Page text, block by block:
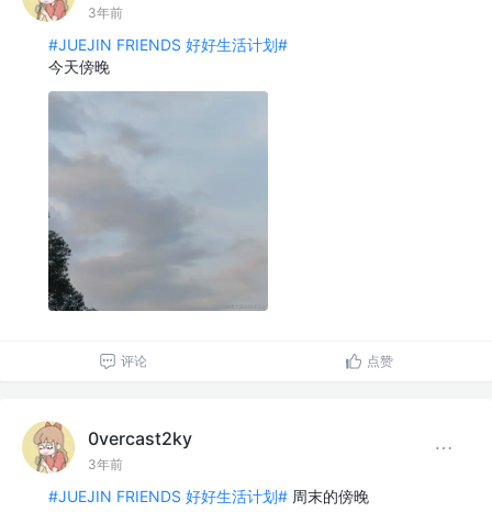
3年前
#JUEJIN FRIENDS 好好生活计划#
今天傍晚
评论 点赞
0vercast2ky
3年前
#JUEJIN FRIENDS 好好生活计划# 周末的傍晚